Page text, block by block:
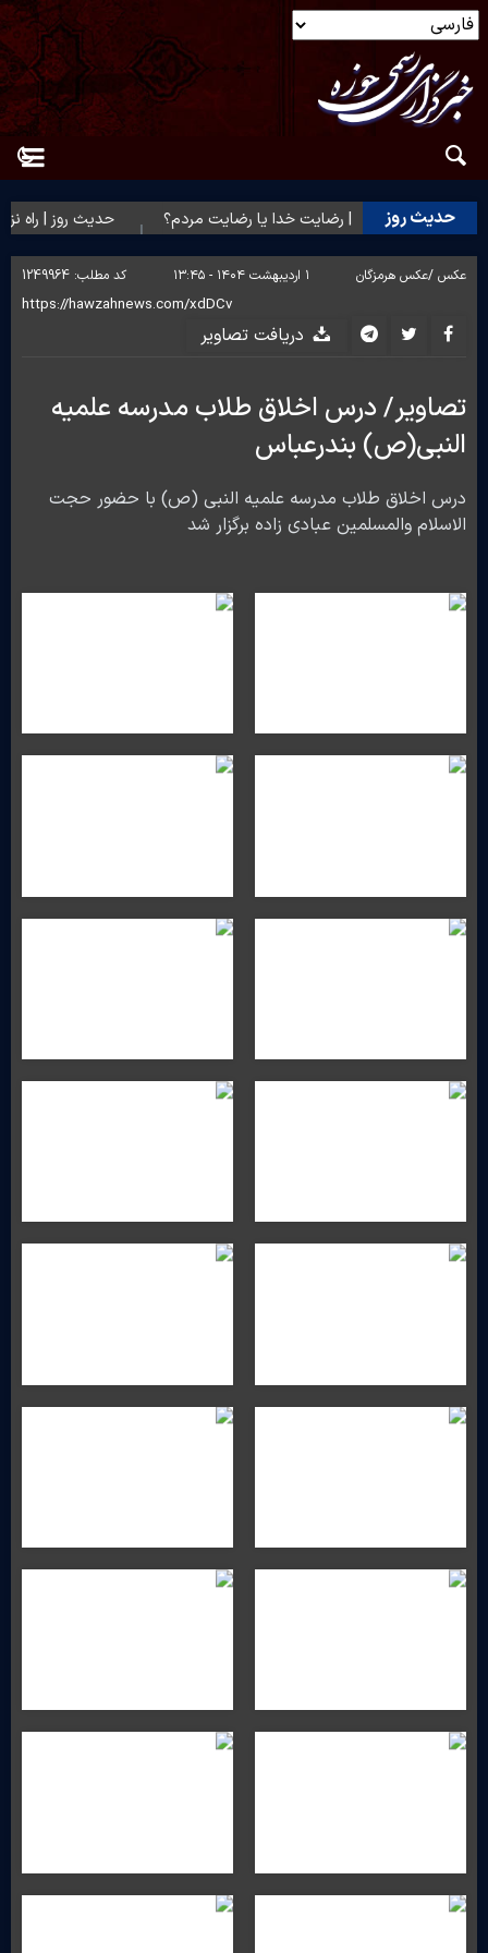
حدیث روز
حدیث روز | رضایت خدا یا رضایت مردم؟ حدیث روز | راه
عکس /عکس هرمزگان ۱ اردیبهشت ۱۴۰۴ - ۱۳:۴۵ کد مطلب: 1249964
دریافت تصاویر
تصاویر/ درس اخلاق طلاب مدرسه علمیه
النبی(ص) بندرعباس
درس اخلاق طلاب مدرسه علمیه النبی (ص) با حضور حجت
الاسلام والمسلمین عبادی زاده برگزار شد